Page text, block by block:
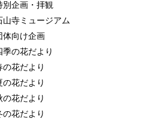
別企画・拝観
山寺ミュージアム
体向け企画
季の花だより
の花だより
の花だより
の花だより
の花だより